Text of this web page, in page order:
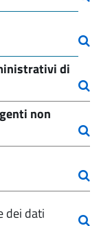
di
non
dei dati